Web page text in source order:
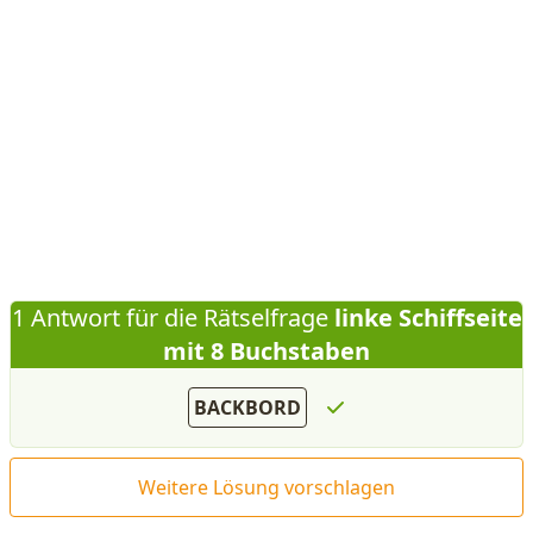
1 Antwort für die Rätselfragelinke Schiffseite
mit 8 Buchstaben
BACKBORD
Weitere Lösung vorschlagen